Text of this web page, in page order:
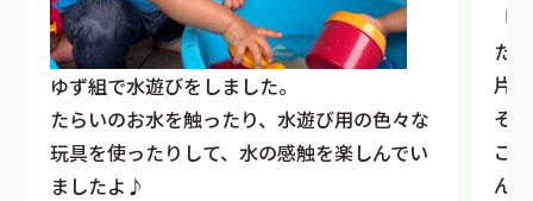
ゆず組で水遊びをしました。
たらいのお水を触ったり、水遊び用の色々な
玩具を使ったりして、水の感触を楽しんでい
ましたよ♪
「
た
片
そ
こ
ん